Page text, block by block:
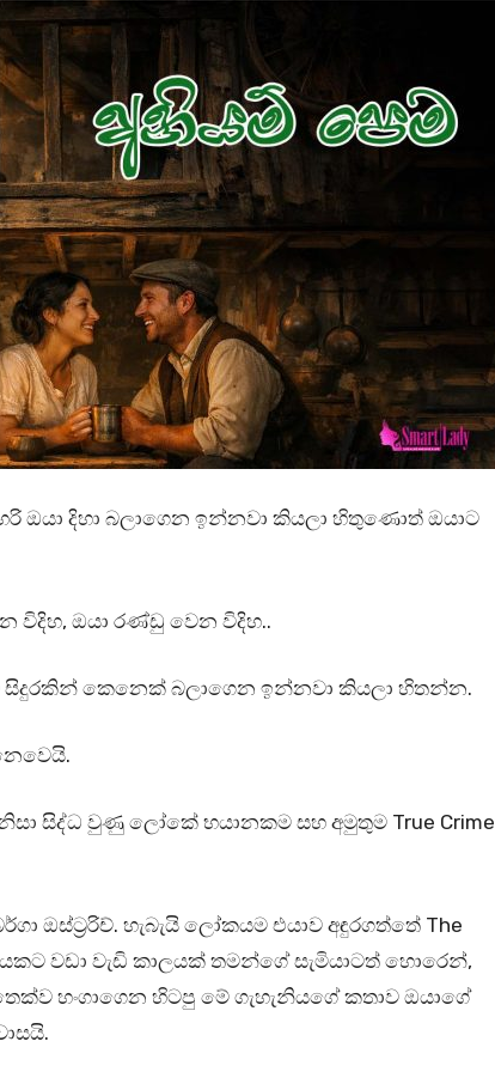
ඔයා දිහා බලාගෙන ඉන්නවා කියලා හිතුණොත් ඔයාට
විදිහ, ඔයා රණ්ඩු වෙන විදිහ..
සිදුරකින් කෙනෙක් බලාගෙන ඉන්නවා කියලා හිතන්න.
සිද්ධ වුණු ලෝකේ භයානකම සහ අමුතුම True Crime
ඔස්ට්‍රරිච්. හැබැයි ලෝකයම එයාව අඳුරගත්තේ The
වඩා වැඩි කාලයක් තමන්ගේ සැමියාටත් හොරෙන්,
හංගාගෙන හිටපු මේ ගැහැනියගේ කතාව ඔයාගේ